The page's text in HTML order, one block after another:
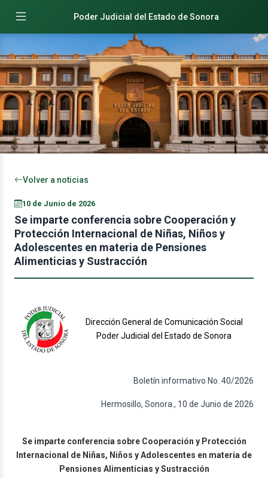
Poder Judicial del Estado de Sonora
Volver a noticias
10 de Junio de 2026
Se imparte conferencia sobre Cooperación y
Protección Internacional de Niñas, Niños y
Adolescentes en materia de Pensiones
Alimenticias y Sustracción
Dirección General de Comunicación Social
Poder Judicial del Estado de Sonora
Boletín informativo No. 40/2026
Hermosillo, Sonora., 10 de Junio de 2026
Se imparte conferencia sobre Cooperación y Protección
Internacional de Niñas, Niños y Adolescentes en materia de
Pensiones Alimenticias y Sustracción